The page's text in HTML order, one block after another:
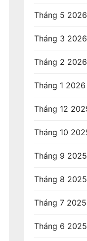
Tháng 5 2026
Tháng 3 2026
Tháng 2 2026
Tháng 1 2026
Tháng 12
Tháng 10
Tháng 9 2025
Tháng 8 2025
Tháng 7 2025
Tháng 6 2025